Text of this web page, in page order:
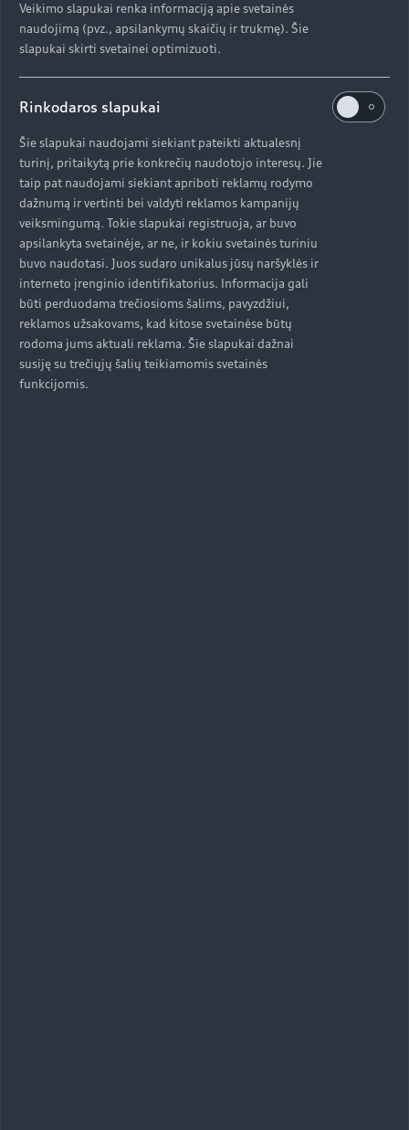
Veikimo slapukai renka informaciją apie svetainės
naudojimą (pvz., apsilankymų skaičių ir trukmę). Šie
slapukai skirti svetainei optimizuoti.
Rinkodaros slapukai
Šie slapukai naudojami siekiant pateikti aktualesnį
turinį, pritaikytą prie konkrečių naudotojo interesų. Jie
taip pat naudojami siekiant apriboti reklamų rodymo
dažnumą ir vertinti bei valdyti reklamos kampanijų
veiksmingumą. Tokie slapukai registruoja, ar buvo
apsilankyta svetainėje, ar ne, ir kokiu svetainės turiniu
buvo naudotasi. Juos sudaro unikalus jūsų naršyklės ir
interneto įrenginio identifikatorius. Informacija gali
būti perduodama trečiosioms šalims, pavyzdžiui,
reklamos užsakovams, kad kitose svetainėse būtų
rodoma jums aktuali reklama. Šie slapukai dažnai
susiję su trečiųjų šalių teikiamomis svetainės
funkcijomis.